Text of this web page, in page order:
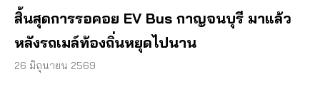
สิ้นสุดการรอคอย EV Bus กาญจนบุรี มาแล้ว
หลังรถเมล์ท้องถิ่นหยุดไปนาน
26 มิถุนายน 2569